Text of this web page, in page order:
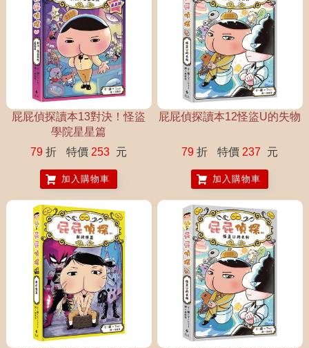
屁屁偵探讀本13對決！怪盜
學院星星篇
79 折 特價 253 元
加入購物車
屁屁偵探讀本12怪盜U的失物
79 折 特價 237 元
加入購物車